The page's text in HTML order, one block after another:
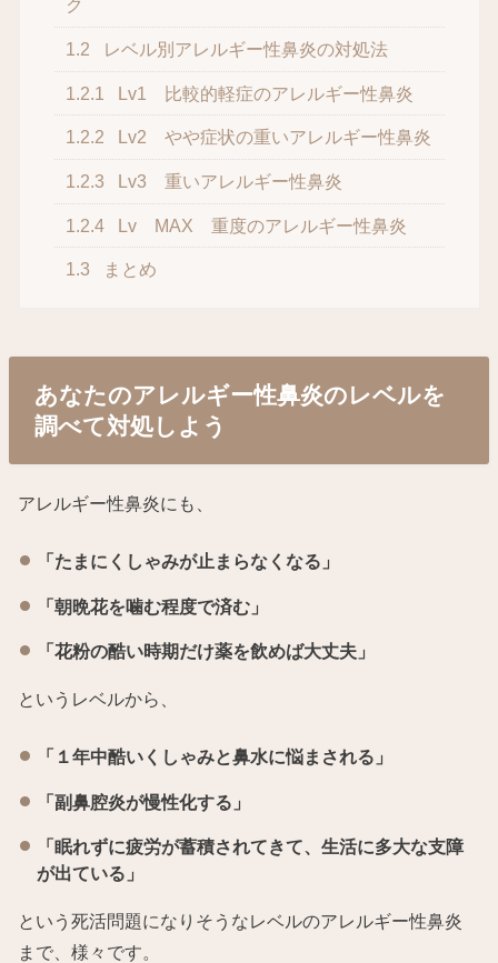
ク
1.2 レベル別アレルギー性鼻炎の対処法
1.2.1 Lv1 比較的軽症のアレルギー性鼻炎
1.2.2 Lv2 やや症状の重いアレルギー性鼻炎
1.2.3 Lv3 重いアレルギー性鼻炎
1.2.4 Lv MAX 重度のアレルギー性鼻炎
1.3 まとめ
あなたのアレルギー性鼻炎のレベルを
調べて対処しよう
アレルギー性鼻炎にも、
「たまにくしゃみが止まらなくなる」
「朝晩花を噛む程度で済む」
「花粉の酷い時期だけ薬を飲めば大丈夫」
というレベルから、
「１年中酷いくしゃみと鼻水に悩まされる」
「副鼻腔炎が慢性化する」
「眠れずに疲労が蓄積されてきて、生活に多大な支障
が出ている」
という死活問題になりそうなレベルのアレルギー性鼻炎
まで、様々です。